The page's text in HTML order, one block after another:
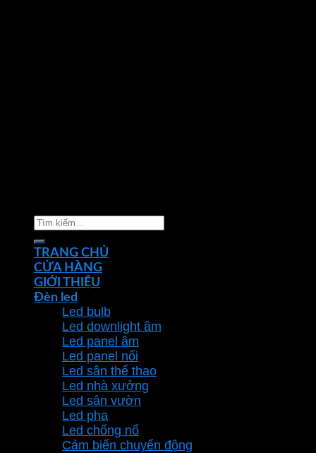
Tìm
TRANG CHỦ
CỬA HÀNG
GIỚI THIỆU
Đèn led
Led bulb
Led downlight âm
Led panel âm
Led panel nổi
Led sân thể thao
Led nhà xưởng
Led sân vườn
Led pha
Led chống nổ
Cảm biến chuyển động